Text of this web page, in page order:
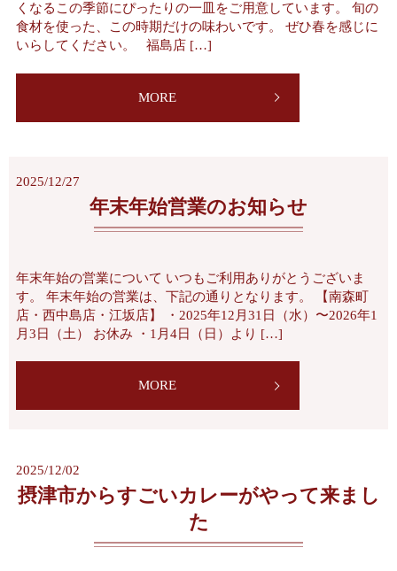
くなるこの季節にぴったりの一皿をご用意しています。 旬の
食材を使った、この時期だけの味わいです。 ぜひ春を感じに
いらしてください。 福島店 […]
MORE
2025/12/27
年末年始営業のお知らせ
年末年始の営業について いつもご利用ありがとうございま
す。 年末年始の営業は、下記の通りとなります。 【南森町
店・西中島店・江坂店】 ・2025年12月31日（水）〜2026年1
月3日（土） お休み ・1月4日（日）より […]
MORE
2025/12/02
摂津市からすごいカレーがやって来まし
た